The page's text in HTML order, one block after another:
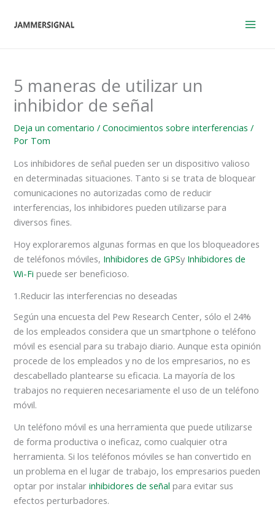
5 maneras de utilizar un
inhibidor de señal
Deja un comentario /Conocimientos sobre interferencias /
Por Tom
Los inhibidores de señal pueden ser un dispositivo valioso
en determinadas situaciones. Tanto si se trata de bloquear
comunicaciones no autorizadas como de reducir
interferencias, los inhibidores pueden utilizarse para
diversos fines.
Hoy exploraremos algunas formas en que los bloqueadores
de teléfonos móviles, Inhibidores de GPSy Inhibidores de
Wi-Fi puede ser beneficioso.
1.Reducir las interferencias no deseadas
Según una encuesta del Pew Research Center, sólo el 24%
de los empleados considera que un smartphone o teléfono
móvil es esencial para su trabajo diario. Aunque esta opinión
procede de los empleados y no de los empresarios, no es
descabellado plantearse su eficacia. La mayoría de los
trabajos no requieren necesariamente el uso de un teléfono
móvil.
Un teléfono móvil es una herramienta que puede utilizarse
de forma productiva o ineficaz, como cualquier otra
herramienta. Si los teléfonos móviles se han convertido en
un problema en el lugar de trabajo, los empresarios pueden
optar por instalarinhibidores de señal para evitar sus
efectos perturbadores.